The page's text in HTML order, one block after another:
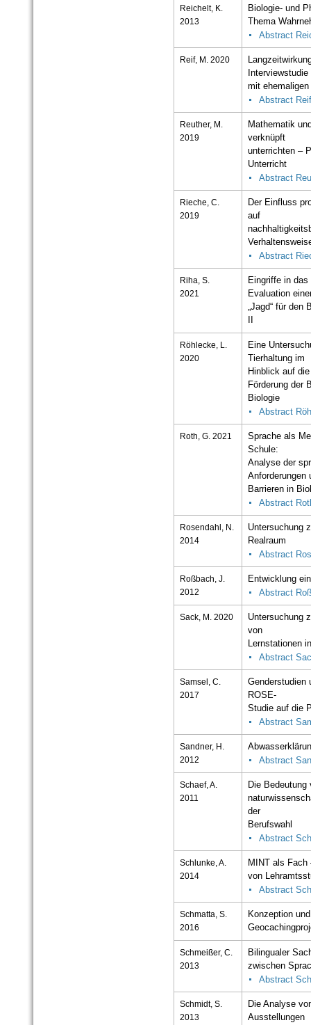
Reichelt, K.
2013
Biologie- und
Thema
Abstract
Reif, M. 2020
Interviewstudie
mit ehemaligen
Abstract Reif
Reuther, M.
2019
Mathematik
verknüpft
unterrichten –
Unterricht
Abstract
Rieche, C.
2019
Der Einfluss
auf
Abstract
Riha, S.
2021
Eingriffe in
Evaluation
„Jagd“ für den
Röhlecke, L.
2020
Eine
Tierhaltung im
Hinblick auf die
Förderung der
Biologie
Abstract
Roth, G. 2021
Sprache als
Schule:
Analyse der
Anforderungen
Barrieren in
Abstract
Rosendahl, N.
2014
Untersuchung
Realraum
Abstract
Roßbach, J.
2012
Entwicklung
Abstract
Sack, M. 2020
Untersuchung
von
Lernstationen
Abstract
Samsel, C.
2017
Genderstudien
ROSE-
Studie auf die
Abstract
Sandner, H.
2012
Abstract
Schaef, A.
2011
Die
der
Berufswahl
Abstract
Schlunke, A.
2014
MINT als Fach
von
Abstract
Schmatta, S.
2016
Konzeption
Schmeißer, C.
2013
Bilingualer
zwischen
Abstract
Schmidt, S.
2013
Die Analyse
Ausstellungen